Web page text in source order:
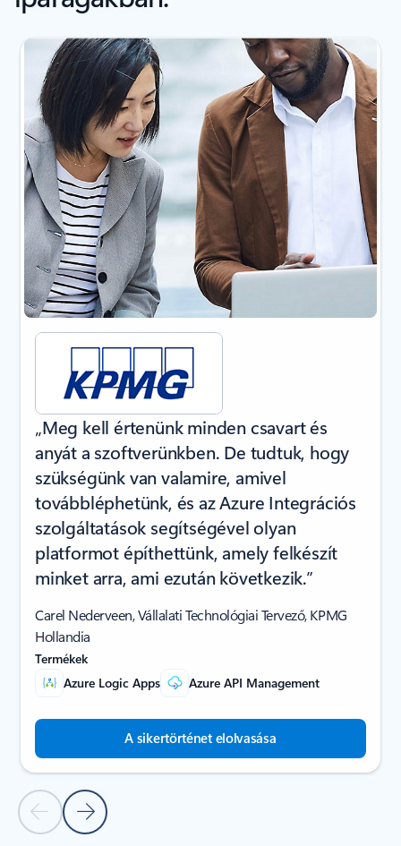
1/3. dia megjelenítése
Előző dia Következő dia
„Meg kell értenünk minden csavart és
anyát a szoftverünkben. De tudtuk, hogy
szükségünk van valamire, amivel
továbbléphetünk, és az Azure Integrációs
szolgáltatások segítségével olyan
platformot építhettünk, amely felkészít
minket arra, ami ezután következik.”
Carel Nederveen, Vállalati Technológiai Tervező, KPMG
Hollandia
Termékek
Azure Logic Apps
Azure API Management
A sikertörténet elolvasása